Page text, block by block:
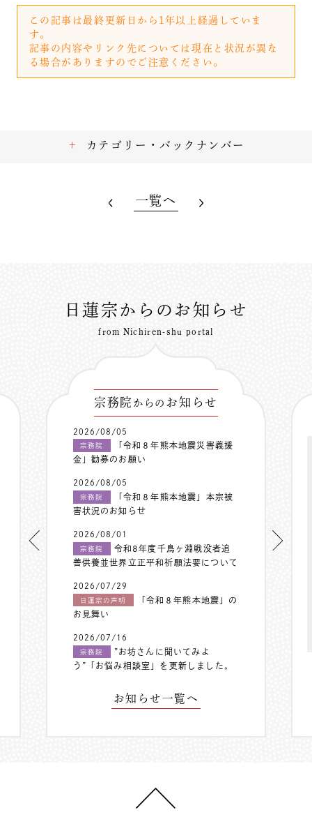
この記事は最終更新日から1年以上経過していま
す。
記事の内容やリンク先については現在と状況が異な
る場合がありますのでご注意ください。
カテゴリー・バックナンバー
一覧へ
日蓮宗からのお知らせ
from Nichiren-shu portal
宗務院 からの お知らせ
2026/08/05
宗務院
「令和８年熊本地震災害義援
金」勧募のお願い
2026/08/05
宗務院
「令和８年熊本地震」本宗被
害状況のお知らせ
2026/08/01
宗務院
令和8年度千鳥ヶ淵戦没者追
善供養並世界立正平和祈願法要について
2026/07/29
日蓮宗の声明
「令和８年熊本地震」の
お見舞い
2026/07/16
宗務院
”お坊さんに聞いてみよ
う”「お悩み相談室」を更新しました。
お知らせ一覧へ